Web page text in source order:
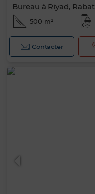
Bureau à Riyad, Rabat
500 m²
Contacter